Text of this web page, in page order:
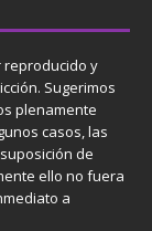
reproducido y
Sugerimos
plenamente
casos, las
de
ello no fuera
a